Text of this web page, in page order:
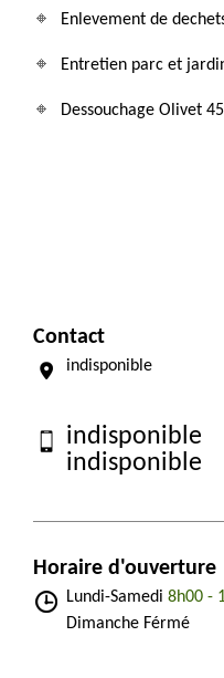
Enlevement de
Entretien parc et
Dessouchage Olivet
Contact
indisponible
indisponible
indisponible
Horaire d'ouverture
Lundi-Samedi 8h00 -
Dimanche Férmé